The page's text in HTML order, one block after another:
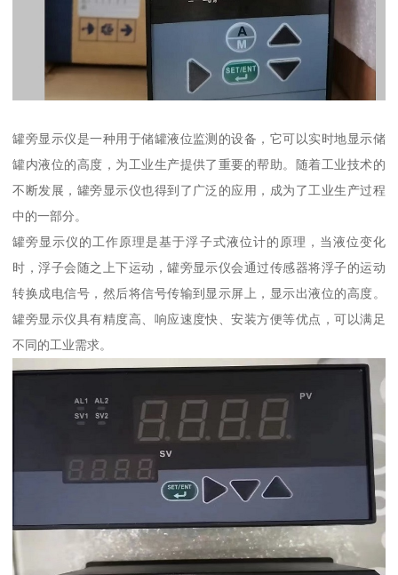
罐旁显示仪是一种用于储罐液位监测的设备，它可以实时地显示储
罐内液位的高度，为工业生产提供了重要的帮助。随着工业技术的
不断发展，罐旁显示仪也得到了广泛的应用，成为了工业生产过程
中的一部分。
罐旁显示仪的工作原理是基于浮子式液位计的原理，当液位变化
时，浮子会随之上下运动，罐旁显示仪会通过传感器将浮子的运动
转换成电信号，然后将信号传输到显示屏上，显示出液位的高度。
罐旁显示仪具有精度高、响应速度快、安装方便等优点，可以满足
不同的工业需求。